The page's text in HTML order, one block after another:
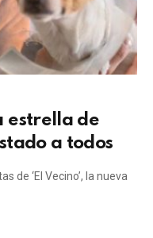
estrella de
a todos
de ‘El Vecino’, la nueva